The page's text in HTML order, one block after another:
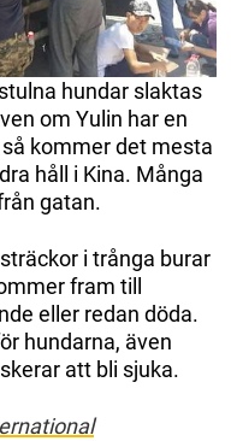
hundar slaktas
om Yulin har en
kommer det mesta
håll i Kina. Många
gatan.
i trånga burar
fram till
eller redan döda.
hundarna, även
att bli sjuka.